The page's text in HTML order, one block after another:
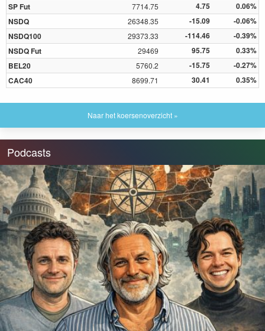
SP Fut
7714.75 4.75
0.06%
NSDQ
26348.35 -15.09
-0.06%
NSDQ100
29373.33 -114.46
-0.39%
NSDQ Fut
29469 95.75
0.33%
BEL20
5760.2 -15.75
-0.27%
CAC40
8699.71 30.41 0.35%
Naar het koersenoverzicht »
Podcasts